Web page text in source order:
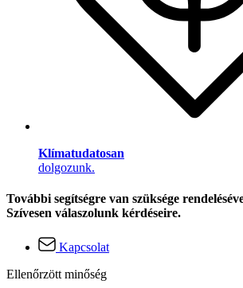
Klímatudatosan
dolgozunk.
További segítségre van szüksége
Szívesen válaszolunk kérdéseire.
Kapcsolat
Ellenőrzött minőség